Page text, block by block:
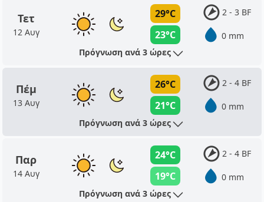
Τετ
12 Αυγ
29°C
23°C
2 - 3 BF
0 mm
Πρόγνωση ανά 3 ώρες
Πέμ
13 Αυγ
26°C
21°C
2 - 4 BF
0 mm
Πρόγνωση ανά 3 ώρες
Παρ
14 Αυγ
24°C
19°C
2 - 4 BF
0 mm
Πρόγνωση ανά 3 ώρες